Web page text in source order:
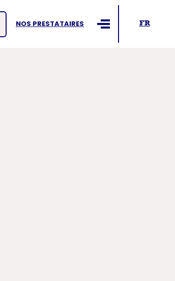
NOS PRESTATAIRES Ouvrir le menu
FR